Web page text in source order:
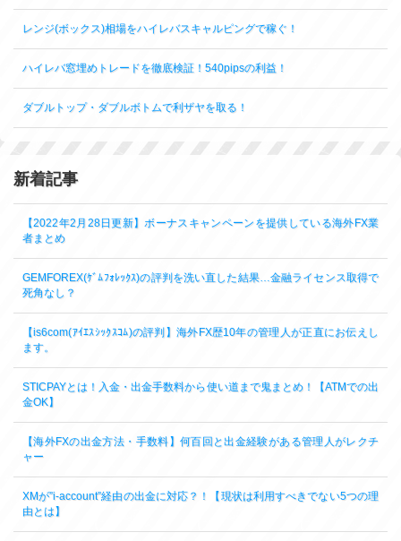
レンジ(ボックス)相場をハイレバスキャルピングで稼ぐ！
ハイレバ窓埋めトレードを徹底検証！540pipsの利益！
ダブルトップ・ダブルボトムで利ザヤを取る！
新着記事
【2022年2月28日更新】ボーナスキャンペーンを提供している海外FX業
者まとめ
GEMFOREX(ｹﾞﾑﾌｫﾚｯｸｽ)の評判を洗い直した結果…金融ライセンス取得で
死角なし？
【is6com(ｱｲｴｽｼｯｸｽｺﾑ)の評判】海外FX歴10年の管理人が正直にお伝えし
ます。
STICPAYとは！入金・出金手数料から使い道まで鬼まとめ！【ATMでの出
金OK】
【海外FXの出金方法・手数料】何百回と出金経験がある管理人がレクチ
ャー
XMが”i-account”経由の出金に対応？！【現状は利用すべきでない5つの理
由とは】